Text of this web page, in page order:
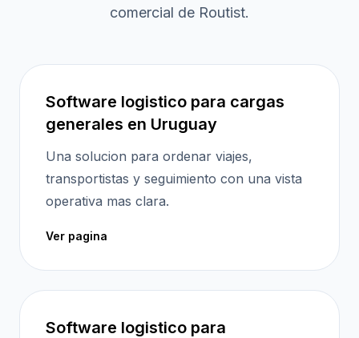
comercial de Routist.
Software logistico para cargas
generales en Uruguay
Una solucion para ordenar viajes,
transportistas y seguimiento con una vista
operativa mas clara.
Ver pagina
Software logistico para